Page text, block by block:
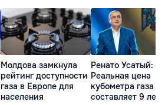
Молдова замкнула
рейтинг доступности
газа в Европе для
населения
Ренато Усатый:
Реальная цена
кубометра газа
составляет 9 леев